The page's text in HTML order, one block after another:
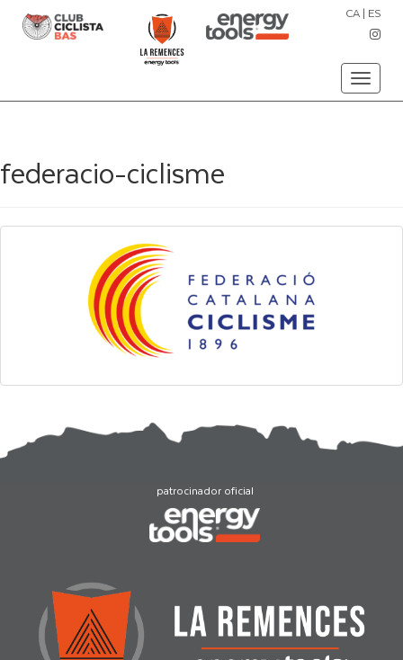
Toggle
CA | ES
federacio-ciclisme
patrocinador oficial